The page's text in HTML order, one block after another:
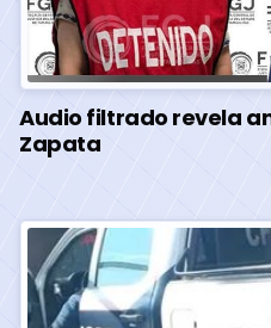
Audio filtrado revela
Zapata